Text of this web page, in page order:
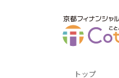
トップ